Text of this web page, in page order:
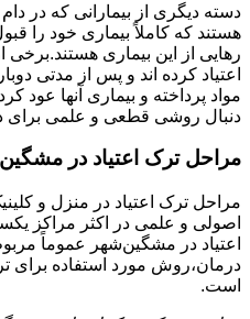
دسته دیگری از بیمارانی که در
هستند که کاملاً بیماری خود را
رهایی از این بیماری هستند.برخی
اعتیاد کرده اند و پس از مدتی
مواد پرداخته و بیماری آنها عود
دنبال روشی قطعی و علمی برای
مراحل ترک اعتیاد در
مراحل ترک اعتیاد در منزل و
اصولی و علمی در اکثر مراکز
اعتیاد در مشگین‌شهر عموماً
درمان،روش مورد استفاده برای
است.